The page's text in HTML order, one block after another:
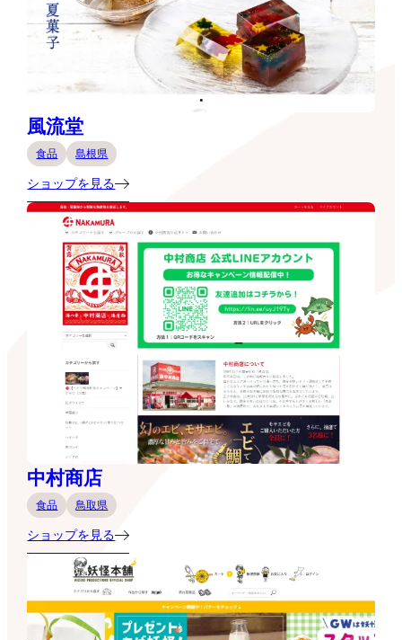
風流堂
食品 島根県
ショップを見る
中村商店
食品 鳥取県
ショップを見る